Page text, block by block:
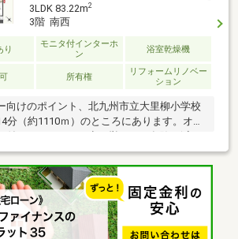
3LDK 83.22m2
3階 南西
り
モニタ付インターホ
ン
浴室乾燥機
所有権
リフォームリノベー
ション
向けのポイント、北九州市立大里柳小学校
分（約1110ｍ）のところにあります。オー
きます。浴室乾燥機付きの物件は、浴室を
温めておくことで急激な温度変化によるヒ
クを予防することもできます。信頼と実績
会社 福岡地所がお客様の住まい探しをしっ
ート致します。ご希望の条件などがあれ
聞かせ下さい。